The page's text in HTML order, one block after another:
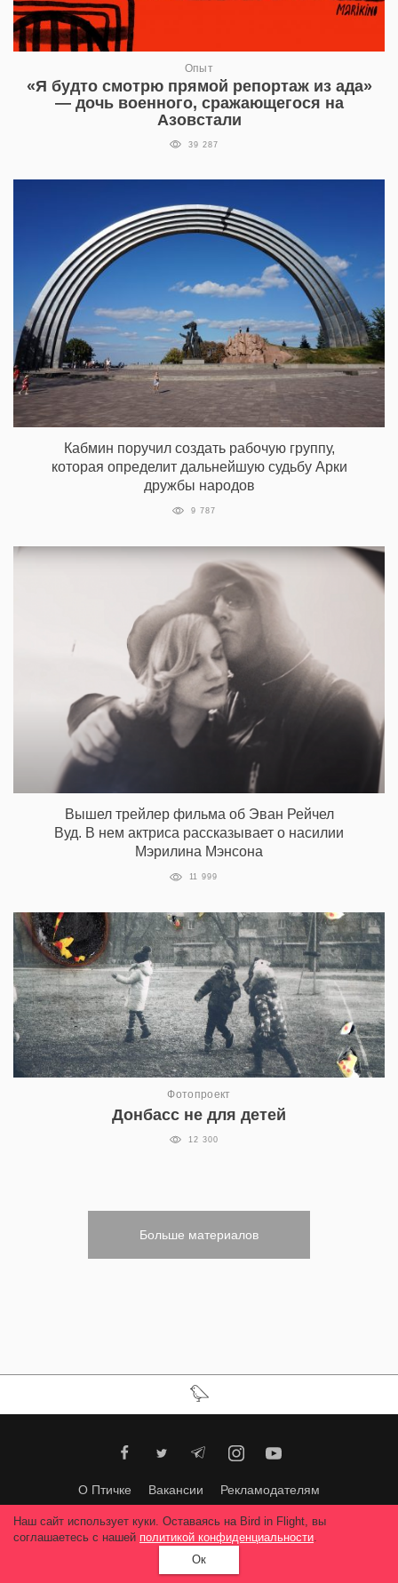
Опыт
«Я будто смотрю прямой репортаж из ада»
— дочь военного, сражающегося на
Азовстали
39 287
Кабмин поручил создать рабочую группу,
которая определит дальнейшую судьбу Арки
дружбы народов
9 787
Вышел трейлер фильма об Эван Рейчел
Вуд. В нем актриса рассказывает о насилии
Мэрилина Мэнсона
11 999
Фотопроект
Донбасс не для детей
12 300
Больше материалов
О Птичке Вакансии
Рекламодателям
Требования к фотопроектам
Bird in Flight Prize
Укрсучфото
Поддержите нас
Любое использование материалов допускается только с согласия
Наш сайт использует куки. Оставаясь на Bird in Flight, вы
соглашаетесь с нашей политикой конфиденциальности.
Ок